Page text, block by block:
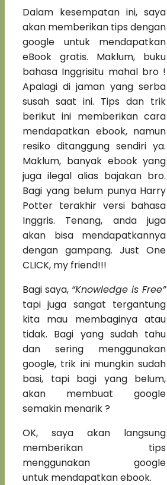
Dalam kesempatan ini, saya
akan memberikan tips dengan
google untuk mendapatkan
eBook gratis. Maklum, buku
bahasa Inggrisitu mahal bro !
Apalagi di jaman yang serba
susah saat ini. Tips dan trik
berikut ini memberikan cara
mendapatkan ebook, namun
resiko ditanggung sendiri ya.
Maklum, banyak ebook yang
juga ilegal alias bajakan bro.
Bagi yang belum punya Harry
Potter terakhir versi bahasa
Inggris. Tenang, anda juga
akan bisa mendapatkannya
dengan gampang. Just One
CLICK, my friend!!!
Bagi saya, “Knowledge is Free”
tapi juga sangat tergantung
kita mau membaginya atau
tidak. Bagi yang sudah tahu
dan sering menggunakan
google, trik ini mungkin sudah
basi, tapi bagi yang belum,
akan membuat google
semakin menarik ?
OK, saya akan langsung
memberikan tips
menggunakan google
untuk mendapatkan ebook.